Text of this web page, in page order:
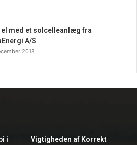
el med et solcelleanlæg fra
A/S
2018
i
Vigtigheden af Korrekt